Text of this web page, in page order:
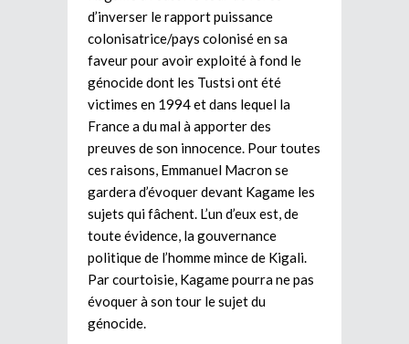
d’inverser le rapport puissance
colonisatrice/pays colonisé en sa
faveur pour avoir exploité à fond le
génocide dont les Tustsi ont été
victimes en 1994 et dans lequel la
France a du mal à apporter des
preuves de son innocence. Pour toutes
ces raisons, Emmanuel Macron se
gardera d’évoquer devant Kagame les
sujets qui fâchent. L’un d’eux est, de
toute évidence, la gouvernance
politique de l’homme mince de Kigali.
Par courtoisie, Kagame pourra ne pas
évoquer à son tour le sujet du
génocide.